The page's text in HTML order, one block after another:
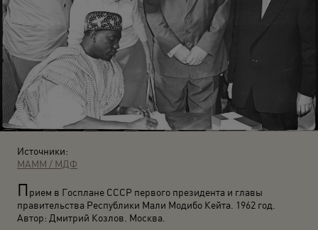
Источники:
МАММ / МДФ
Прием в Госплане СССР первого президента и главы
правительства Республики Мали Модибо Кейта. 1962 год.
Автор: Дмитрий Козлов. Москва.